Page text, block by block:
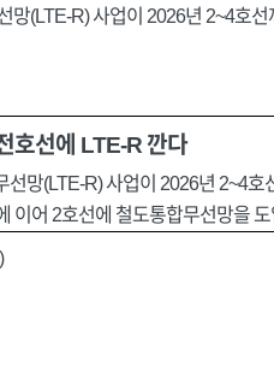
망(LTE-R) 사업이 2026년 2~4호
호선에 LTE-R 깐다
망(LTE-R) 사업이 2026년 2~4
이어 2호선에 철도통합무선망을